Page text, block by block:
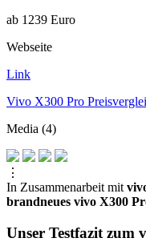
ab 1239 Euro
Webseite
Link
Vivo X300 Pro
Media (4)
⋮
In Zusammenarbeit mit
brandneues vivo X300
Unser Testfazit zum